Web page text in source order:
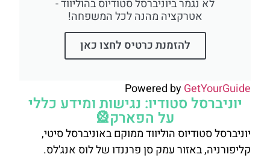
לא נגמר ביוניברסל סטודיוס בהוליווד -
אטרקציה מהנה לכל המשפחה!
להזמנת כרטיס לחצו כאן
Powered byGetYourGuide
יוניברסל סטודיו: נגישות ומידע כללי
על הפארק🎡
יוניברסל סטודיוס הוליווד ממוקם באוניברסל סיטי,
קליפורניה, באזור עמק סן פרננדו של לוס אנג'לס.